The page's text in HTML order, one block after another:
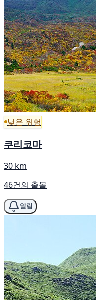
낮은 위험
쿠리코마
30 km
46건의 출몰
알림